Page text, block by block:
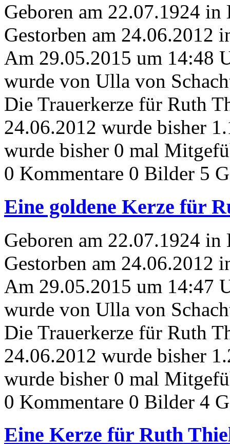
Geboren am 22.07.1924 in
Gestorben am 24.06.2012
Am 29.05.2015 um 14:48
wurde von Ulla von
Die Trauerkerze für Ruth
24.06.2012 wurde bisher
wurde bisher 0 mal
0 Kommentare 0 Bilder 5
Eine goldene Kerze für
Geboren am 22.07.1924 in
Gestorben am 24.06.2012
Am 29.05.2015 um 14:47
wurde von Ulla von
Die Trauerkerze für Ruth
24.06.2012 wurde bisher
wurde bisher 0 mal
0 Kommentare 0 Bilder 4
Eine Kerze für Ruth